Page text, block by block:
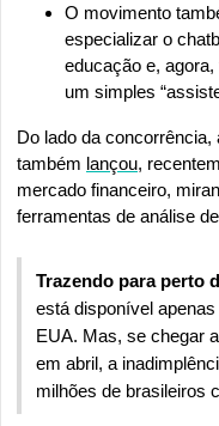
O movimento
especializar o
educação e,
um simples
Do lado da concorrência,
também lançou,
mercado financeiro,
ferramentas de análise
Trazendo para perto
está disponível
EUA. Mas, se chegar
em abril, a
milhões de brasileiros